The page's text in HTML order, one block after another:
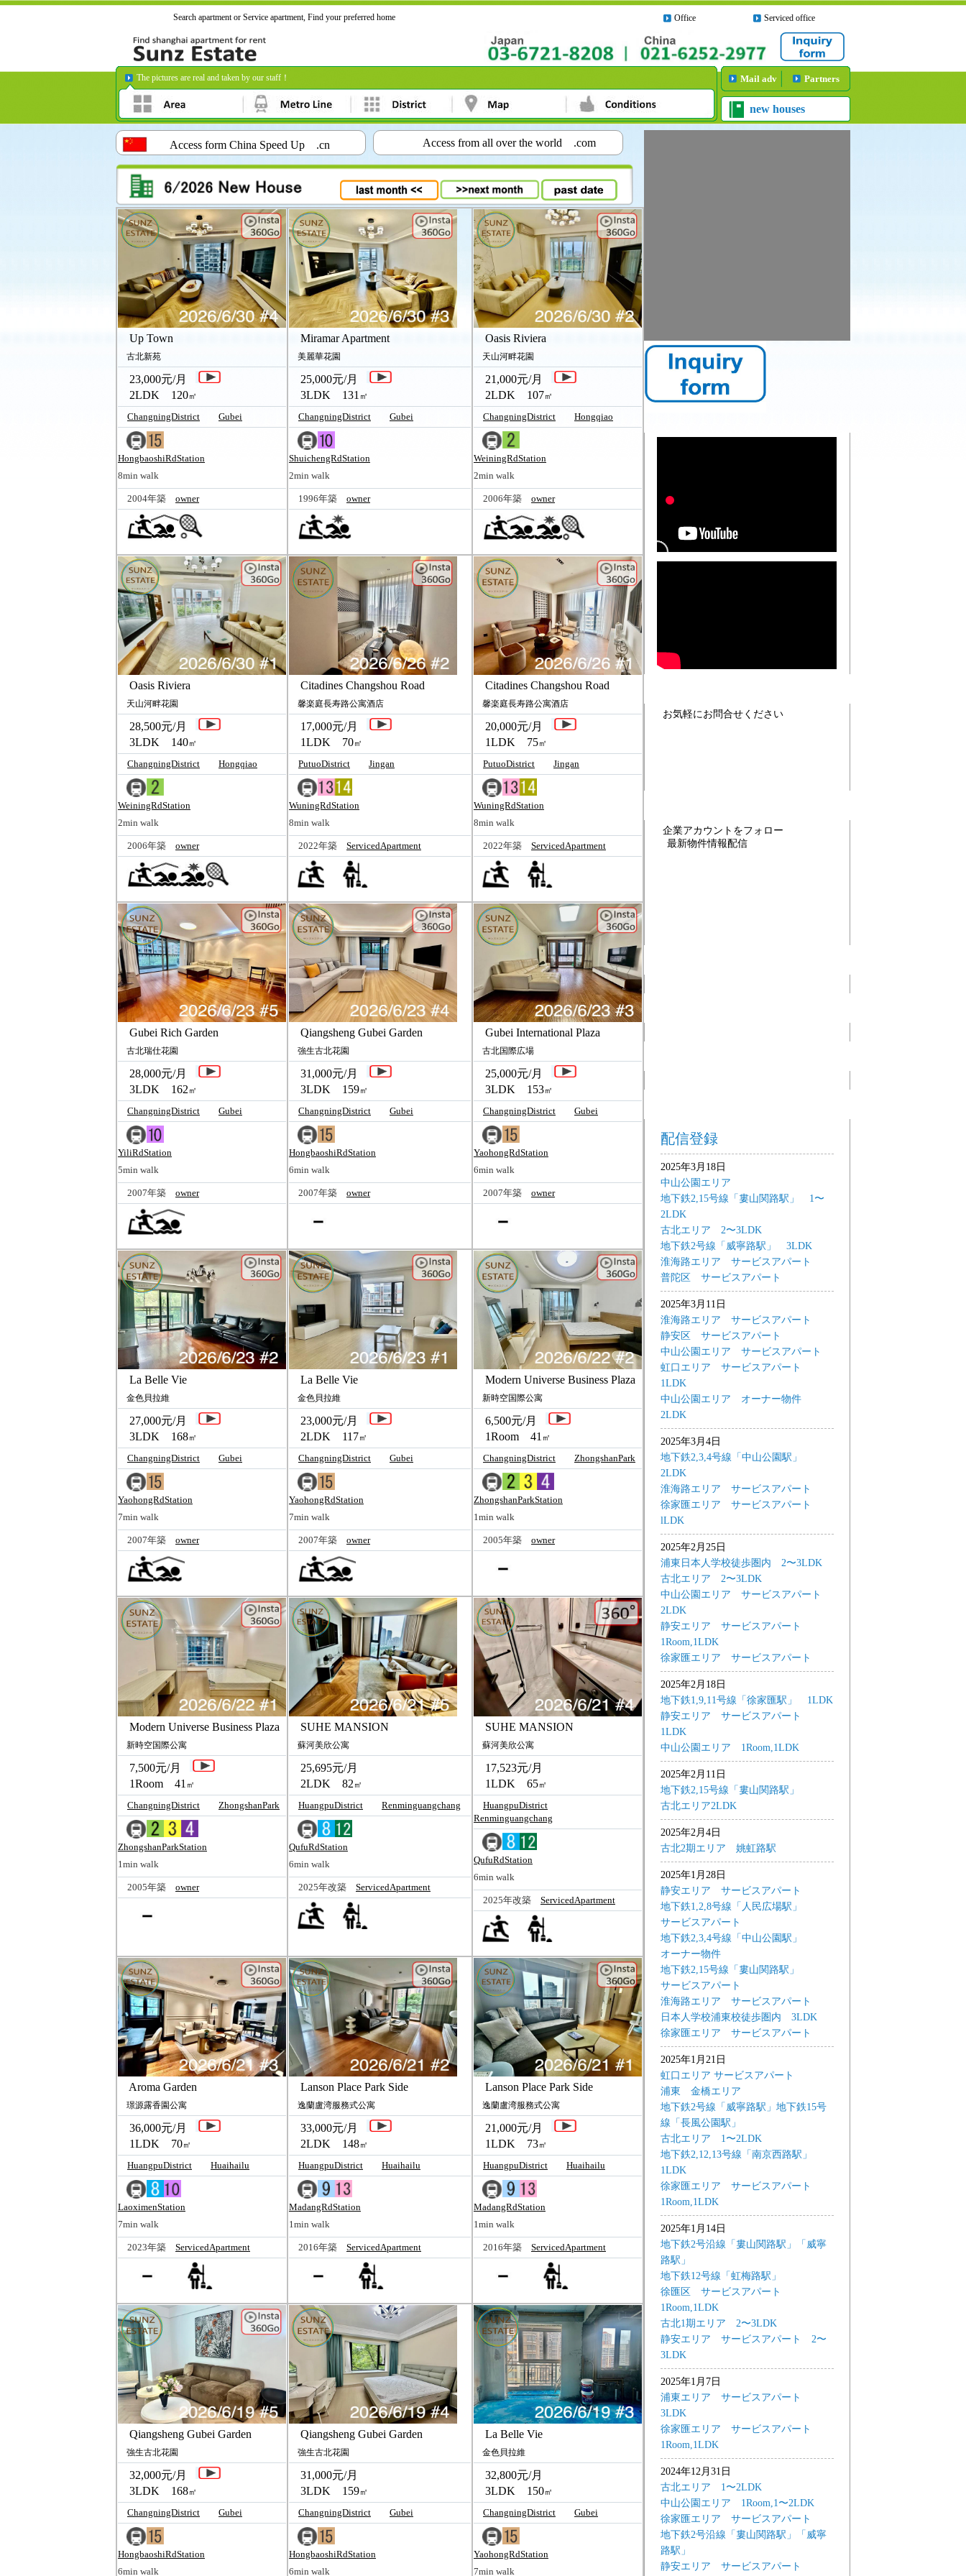
Office Serviced office
Search apartment or Service apartment, Find your preferred home
The pictures are real and taken by our staff！ Mail adv Partners
new houses
Access form China Speed Up .cn Access from all over the world .com
Up Town
古北新苑
23,000元/月
2LDK 120㎡
ChangningDistrict Gubei
HongbaoshiRdStation
8min walk
2004年築 owner
Miramar Apartment
美麗華花園
25,000元/月
3LDK 131 ㎡
ChangningDistrict Gubei
ShuichengRdStation
2min walk
1996年築 owner
Oasis Riviera
天山河畔花園
21,000元/月
2LDK 107㎡
ChangningDistrict Hongqiao
WeiningRdStation
2min walk
2006年築 owner
Oasis Riviera
天山河畔花園
28,500元/月
3LDK 140㎡
ChangningDistrict Hongqiao
WeiningRdStation
2min walk
2006年築 owner
Citadines Changshou Road
馨楽庭長寿路公寓酒店
17,000元/月
1LDK 70㎡
PutuoDistrict Jingan
WuningRdStation
8min walk
2022年築 ServicedApartment
Citadines Changshou Road
馨楽庭長寿路公寓酒店
20,000元/月
1LDK 75㎡
PutuoDistrict Jingan
WuningRdStation
8min walk
2022年築 ServicedApartment
Gubei Rich Garden
古北瑞仕花園
28,000元/月
3LDK 162 ㎡
ChangningDistrict Gubei
YiliRdStation
5min walk
2007年築 owner
Qiangsheng Gubei Garden
強生古北花園
31,000元/月
3LDK 159㎡
ChangningDistrict Gubei
HongbaoshiRdStation
6min walk
2007年築 owner
Gubei International Plaza
古北国際広場
25,000元/月
3LDK 153㎡
ChangningDistrict Gubei
YaohongRdStation
6min walk
2007年築 owner
La Belle Vie
金色貝拉維
27,000元/月
3LDK 168㎡
ChangningDistrict Gubei
YaohongRdStation
7min walk
2007年築 owner
La Belle Vie
金色貝拉維
23,000元/月
2LDK 117㎡
ChangningDistrict Gubei
YaohongRdStation
7min walk
2007年築 owner
Modern Universe Business Plaza
新時空国際公寓
6,500元/月
1Room 41 ㎡
ChangningDistrict ZhongshanPark
ZhongshanParkStation
1min walk
2005年築 owner
Modern Universe Business Plaza
新時空国際公寓
7,500元/月
1Room 41 ㎡
ChangningDistrict ZhongshanPark
ZhongshanParkStation
1min walk
2005年築 owner
SUHE MANSION
蘇河美欣公寓
25,695元/月
2LDK 82 ㎡
HuangpuDistrict Renminguangchang
QufuRdStation
6min walk
2025年改築 ServicedApartment
SUHE MANSION
蘇河美欣公寓
17,523元/月
1LDK 65㎡
HuangpuDistrict
Renminguangchang
QufuRdStation
6min walk
2025年改築 ServicedApartment
Aroma Garden
璟源露香園公寓
36,000元/月
1LDK 70㎡
HuangpuDistrict Huaihailu
LaoximenStation
7min walk
2023年築 ServicedApartment
Lanson Place Park Side
逸蘭盧湾服務式公寓
33,000元/月
2LDK 148㎡
HuangpuDistrict Huaihailu
MadangRdStation
1min walk
2016年築 ServicedApartment
Lanson Place Park Side
逸蘭盧湾服務式公寓
21,000元/月
1LDK 73㎡
HuangpuDistrict Huaihailu
MadangRdStation
1min walk
2016年築 ServicedApartment
Qiangsheng Gubei Garden
強生古北花園
32,000元/月
3LDK 168㎡
ChangningDistrict Gubei
HongbaoshiRdStation
6min walk
Qiangsheng Gubei Garden
強生古北花園
31,000元/月
3LDK 159㎡
ChangningDistrict Gubei
HongbaoshiRdStation
6min walk
La Belle Vie
金色貝拉維
32,800元/月
3LDK 150㎡
ChangningDistrict Gubei
YaohongRdStation
7min walk
お気軽にお問合せください
企業アカウントをフォロー
最新物件情報配信
配信登録
2025年3月18日
中山公園エリア
地下鉄2,15号線「婁山関路駅」 1〜
2LDK
古北エリア 2〜3LDK
地下鉄2号線「威寧路駅」 3LDK
淮海路エリア サービスアパート
普陀区 サービスアパート
2025年3月11日
淮海路エリア サービスアパート
静安区 サービスアパート
中山公園エリア サービスアパート
虹口エリア サービスアパート
1LDK
中山公園エリア オーナー物件
2LDK
2025年3月4日
地下鉄2,3,4号線「中山公園駅」
2LDK
淮海路エリア サービスアパート
徐家匯エリア サービスアパート
lLDK
2025年2月25日
浦東日本人学校徒歩圏内 2〜3LDK
古北エリア 2〜3LDK
中山公園エリア サービスアパート
2LDK
静安エリア サービスアパート
1Room,1LDK
徐家匯エリア サービスアパート
2025年2月18日
地下鉄1,9,11号線「徐家匯駅」 1LDK
静安エリア サービスアパート
1LDK
中山公園エリア 1Room,1LDK
2025年2月11日
地下鉄2,15号線「婁山関路駅」
古北エリア2LDK
2025年2月4日
古北2期エリア 姚虹路駅
2025年1月28日
静安エリア サービスアパート
地下鉄1,2,8号線「人民広場駅」
サービスアパート
地下鉄2,3,4号線「中山公園駅」
オーナー物件
地下鉄2,15号線「婁山関路駅」
サービスアパート
淮海路エリア サービスアパート
日本人学校浦東校徒歩圏内 3LDK
徐家匯エリア サービスアパート
2025年1月21日
虹口エリア サービスアパート
浦東 金橋エリア
地下鉄2号線「威寧路駅」地下鉄15号
線「長風公園駅」
古北エリア 1〜2LDK
地下鉄2,12,13号線「南京西路駅」
1LDK
徐家匯エリア サービスアパート
1Room,1LDK
2025年1月14日
地下鉄2号沿線「婁山関路駅」「威寧
路駅」
地下鉄12号線「虹梅路駅」
徐匯区 サービスアパート
1Room,1LDK
古北1期エリア 2〜3LDK
静安エリア サービスアパート 2〜
3LDK
2025年1月7日
浦東エリア サービスアパート
3LDK
徐家匯エリア サービスアパート
1Room,1LDK
2024年12月31日
古北エリア 1〜2LDK
中山公園エリア 1Room,1〜2LDK
徐家匯エリア サービスアパート
地下鉄2号沿線「婁山関路駅」「威寧
路駅」
静安エリア サービスアパート